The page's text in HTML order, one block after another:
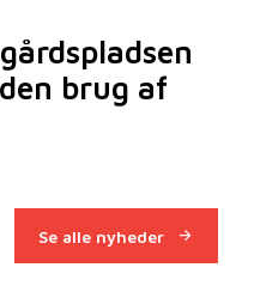
brug af
Se alle nyheder